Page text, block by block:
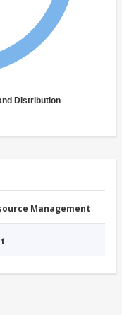
Distribution
Management